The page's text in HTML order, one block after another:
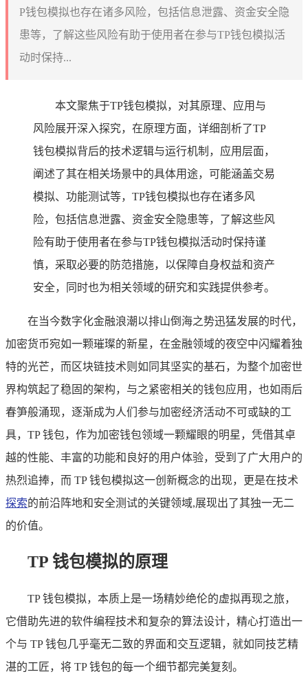
P钱包模拟也存在诸多风险，包括信息泄露、资金安全隐
患等，了解这些风险有助于使用者在参与TP钱包模拟活
动时保持...
本文聚焦于TP钱包模拟，对其原理、应用与
风险展开深入探究，在原理方面，详细剖析了TP
钱包模拟背后的技术逻辑与运行机制，应用层面，
阐述了其在相关场景中的具体用途，可能涵盖交易
模拟、功能测试等，TP钱包模拟也存在诸多风
险，包括信息泄露、资金安全隐患等，了解这些风
险有助于使用者在参与TP钱包模拟活动时保持谨
慎，采取必要的防范措施，以保障自身权益和资产
安全，同时也为相关领域的研究和实践提供参考。
在当今数字化金融浪潮以排山倒海之势迅猛发展的时代，
加密货币宛如一颗璀璨的新星，在金融领域的夜空中闪耀着独
特的光芒，而区块链技术则如同其坚实的基石，为整个加密世
界构筑起了稳固的架构，与之紧密相关的钱包应用，也如雨后
春笋般涌现，逐渐成为人们参与加密经济活动不可或缺的工
具，TP 钱包，作为加密钱包领域一颗耀眼的明星，凭借其卓
越的性能、丰富的功能和良好的用户体验，受到了广大用户的
热烈追捧，而 TP 钱包模拟这一创新概念的出现，更是在技术
探索的前沿阵地和安全测试的关键领域,展现出了其独一无二
的价值。
TP 钱包模拟的原理
TP 钱包模拟，本质上是一场精妙绝伦的虚拟再现之旅，
它借助先进的软件编程技术和复杂的算法设计，精心打造出一
个与 TP 钱包几乎毫无二致的界面和交互逻辑，就如同技艺精
湛的工匠，将 TP 钱包的每一个细节都完美复刻。